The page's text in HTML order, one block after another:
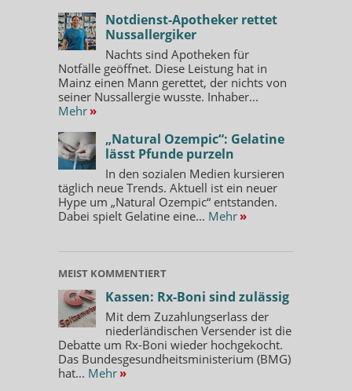
Notdienst-Apotheker rettet
Nussallergiker
Nachts sind Apotheken für
Notfälle geöffnet. Diese Leistung hat in
Mainz einen Mann gerettet, der nichts von
seiner Nussallergie wusste. Inhaber...
Mehr »
„Natural Ozempic“: Gelatine
lässt Pfunde purzeln
In den sozialen Medien kursieren
täglich neue Trends. Aktuell ist ein neuer
Hype um „Natural Ozempic“ entstanden.
Dabei spielt Gelatine eine... Mehr »
MEIST KOMMENTIERT
Kassen: Rx-Boni sind zulässig
Mit dem Zuzahlungserlass der
niederländischen Versender ist die
Debatte um Rx-Boni wieder hochgekocht.
Das Bundesgesundheitsministerium (BMG)
hat... Mehr »